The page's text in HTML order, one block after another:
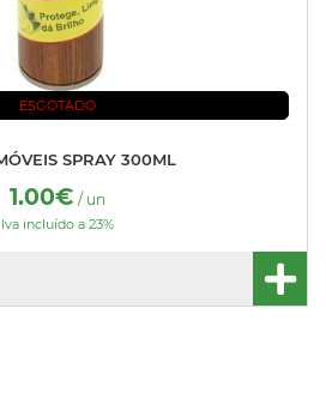
ESGOTADO
SPRAY 300ML
1.00€ / un
Iva incluído a 23%